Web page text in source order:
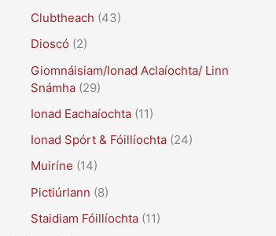
Clubtheach (43)
Dioscó (2)
Giomnáisiam/Ionad Aclaíochta/ Linn
Snámha (29)
Ionad Eachaíochta (11)
Ionad Spórt & Fóillíochta (24)
Muiríne (14)
Pictiúrlann (8)
Staidiam Fóillíochta (11)